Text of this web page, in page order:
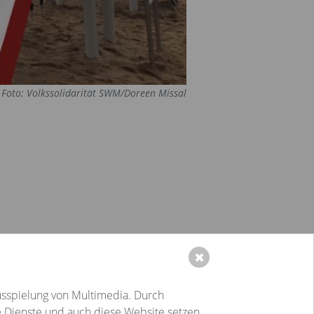
Blog
Veranstaltungen
von Multimedia. Durch
✖